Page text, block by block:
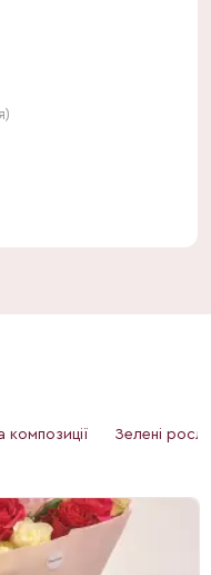
композиції Зелені